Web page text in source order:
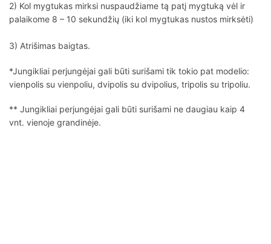
2) Kol mygtukas mirksi nuspaudžiame tą patį mygtuką vėl ir
palaikome 8 – 10 sekundžių (iki kol mygtukas nustos mirksėti)
3) Atrišimas baigtas.
*Jungikliai perjungėjai gali būti surišami tik tokio pat modelio:
vienpolis su vienpoliu, dvipolis su dvipolius, tripolis su tripoliu.
** Jungikliai perjungėjai gali būti surišami ne daugiau kaip 4
vnt. vienoje grandinėje.